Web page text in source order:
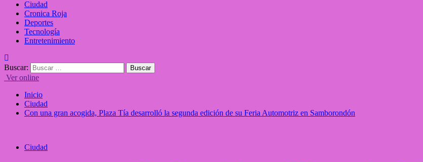
Ciudad
Cronica Roja
Deportes
Tecnología
Entretenimiento
Buscar:
Ver online
Inicio
Ciudad
Con una gran acogida, Plaza Tía desarrolló la segunda edición de su Feria Automotriz en Samborondón
Ciudad